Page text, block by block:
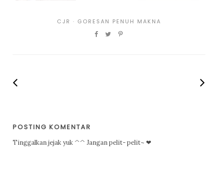
CJR · GORESAN PENUH MAKNA
POSTING KOMENTAR
Tinggalkan jejak yuk ^^ Jangan pelit- pelit~ ❤